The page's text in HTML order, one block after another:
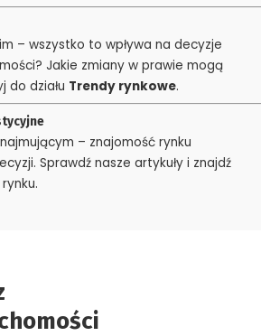
– wszystko to wpływa na decyzje
Jakie zmiany w prawie mogą
do działu Trendy rynkowe.
– znajomość rynku
Sprawdź nasze artykuły i znajdź